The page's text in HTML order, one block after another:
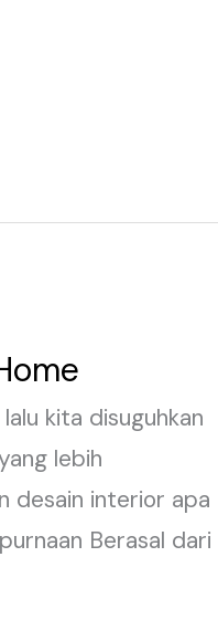
kita disuguhkan
lebih
desain interior apa
Berasal dari